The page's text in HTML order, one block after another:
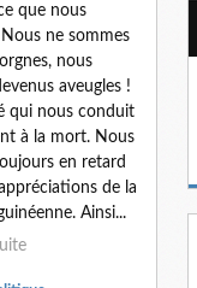
que nous
ne sommes
nous
aveugles !
qui nous conduit
à la mort. Nous
en retard
de la
Ainsi...